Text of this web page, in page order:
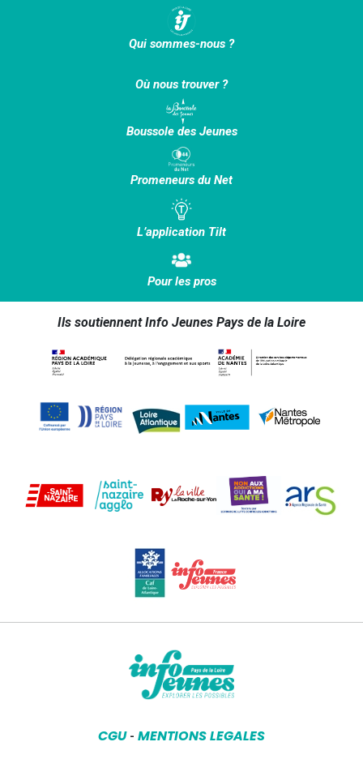
Qui sommes-nous ?
Où nous trouver ?
Boussole des Jeunes
Promeneurs du Net
L’application Tilt
Pour les pros
Ils soutiennent Info Jeunes Pays de la Loire
CGU- MENTIONS LEGALES